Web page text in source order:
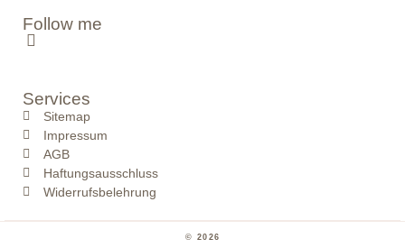
Services
Sitemap
Impressum
AGB
Haftungsausschluss
Widerrufsbelehrung
Follow me
© 2026